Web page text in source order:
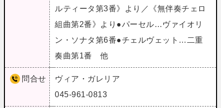
ルティータ第3番》より／《無伴奏チェロ
組曲第2番》より●パーセル…ヴァイオリ
ン・ソナタ第6番●チェルヴェット…二重
奏曲第1番 他
問合せ
ヴィア・ガレリア
045-961-0813